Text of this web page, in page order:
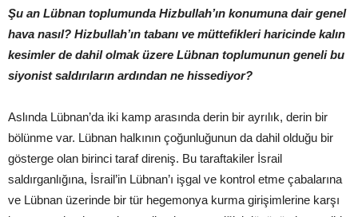
Şu an Lübnan toplumunda Hizbullah’ın konumuna dair genel
hava nasıl? Hizbullah’ın tabanı ve müttefikleri haricinde kalın
kesimler de dahil olmak üzere Lübnan toplumunun geneli bu
siyonist saldırıların ardından ne hissediyor?
Aslında Lübnan’da iki kamp arasında derin bir ayrılık, derin bir
bölünme var. Lübnan halkının çoğunluğunun da dahil olduğu bir
gösterge olan birinci taraf direniş. Bu taraftakiler İsrail
saldırganlığına, İsrail’in Lübnan’ı işgal ve kontrol etme çabalarına
ve Lübnan üzerinde bir tür hegemonya kurma girişimlerine karşı